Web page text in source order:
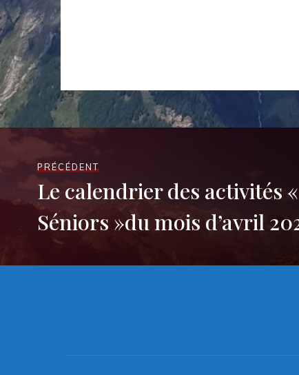
PRÉCÉDENT
Le calendrier des activités
Séniors »du mois d’avril